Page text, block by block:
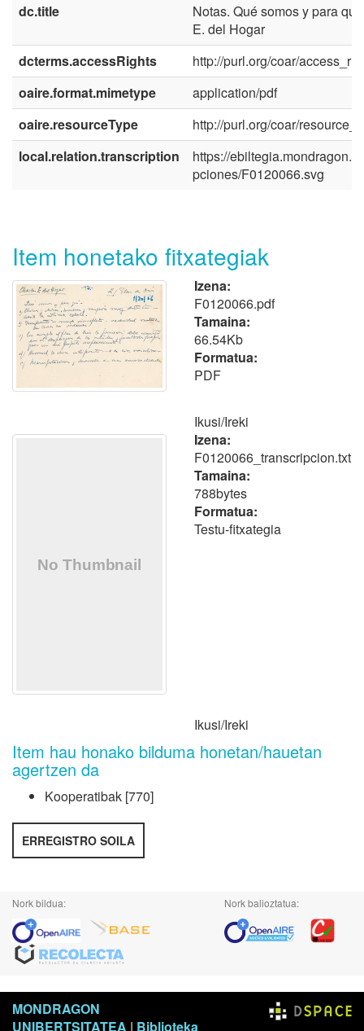
dc.title
Notas. Qué somos y para
E. del Hogar
dcterms.accessRights
http://purl.org/coar/
oaire.format.mimetype
application/pdf
oaire.resourceType
http://purl.org/coar/
local.relation.transcription
https://
pciones/F0120066.svg
Item honetako fitxategiak
Izena:
F0120066.pdf
Tamaina:
66.54Kb
Formatua:
PDF
Ikusi/Ireki
Izena:
F0120066_transcripcion.txt
Tamaina:
788bytes
Formatua:
Testu-fitxategia
Ikusi/Ireki
Item hau honako bilduma honetan/hauetan
agertzen da
Kooperatibak [770]
ERREGISTRO SOILA
Nork bildua: Nork balioztatua:
MONDRAGON
UNIBERTSITATEA | Biblioteka